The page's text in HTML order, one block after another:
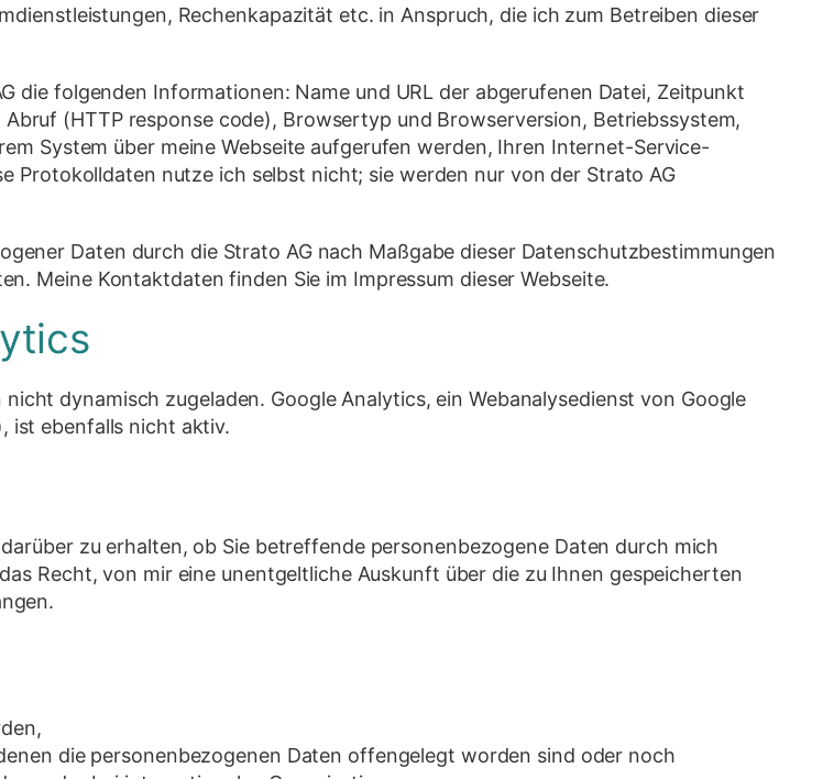
Rechenkapazität etc. in Anspruch, die ich zum Betreiben dieser
die folgenden Informationen: Name und URL der abgerufenen Datei, Zeitpunkt
(HTTP response code), Browsertyp und Browserversion, Betriebssystem,
System über meine Webseite aufgerufen werden, Ihren Internet-Service-
Protokolldaten nutze ich selbst nicht; sie werden nur von der Strato AG
Daten durch die Strato AG nach Maßgabe dieser Datenschutzbestimmungen
Meine Kontaktdaten finden Sie im Impressum dieser Webseite.
dynamisch zugeladen. Google Analytics, ein Webanalysedienst von Google
ist ebenfalls nicht aktiv.
zu erhalten, ob Sie betreffende personenbezogene Daten durch mich
Recht, von mir eine unentgeltliche Auskunft über die zu Ihnen gespeicherten
die personenbezogenen Daten offengelegt worden sind oder noch